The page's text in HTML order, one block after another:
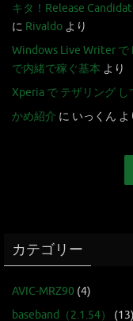
キタ！Release
に Rivaldo より
Windows Live Writer で
で内緒で稼ぐ基本 より
Xperia で テザリング し
かめ紹介 に いっくん よ
カテゴリー
AVIC-MRZ90 (4)
baseband（2.1.54）
(13)